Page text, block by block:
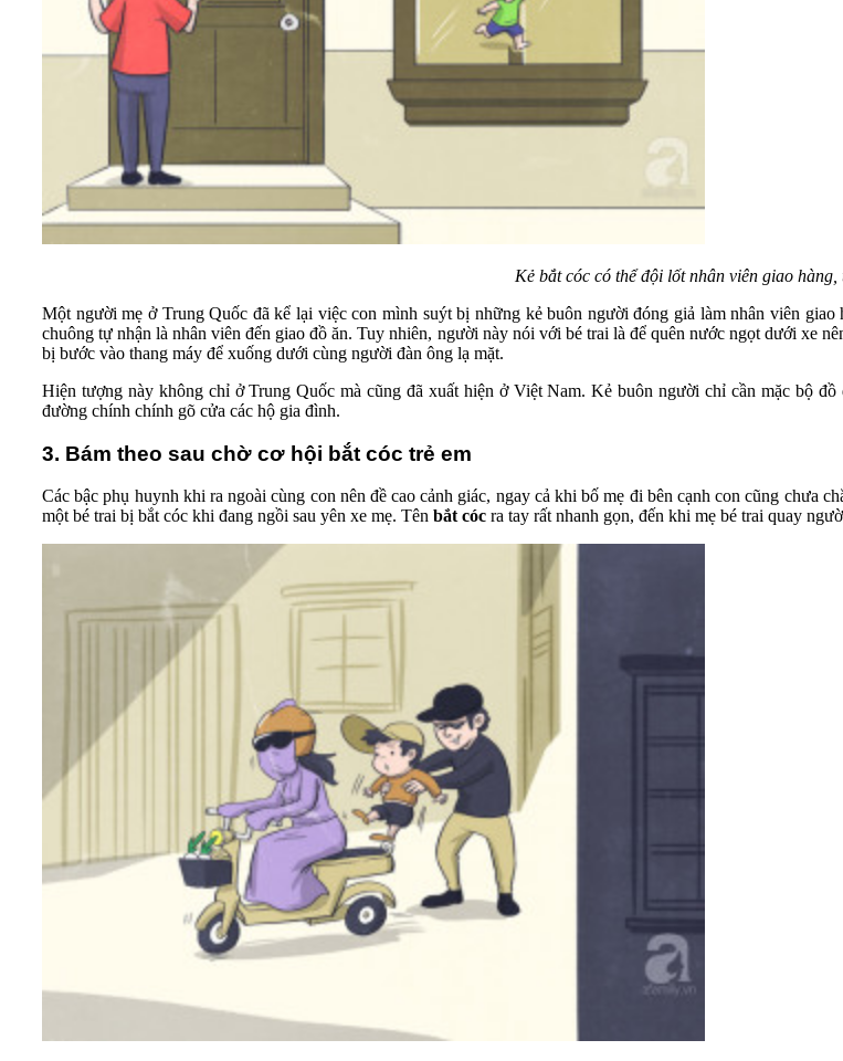
Kẻ bắt cóc có thể đội lốt nhân viên giao
Một người mẹ ở Trung Quốc đã kể lại việc con mình suýt bị những kẻ buôn người đóng giả làm nhân viên
chuông tự nhận là nhân viên đến giao đồ ăn. Tuy nhiên, người này nói với bé trai là để quên nước ngọt dưới xe
bị bước vào thang máy để xuống dưới cùng người đàn ông lạ mặt.
Hiện tượng này không chỉ ở Trung Quốc mà cũng đã xuất hiện ở Việt Nam. Kẻ buôn người chỉ cần mặc bộ
đường chính chính gõ cửa các hộ gia đình.
3. Bám theo sau chờ cơ hội bắt cóc trẻ em
Các bậc phụ huynh khi ra ngoài cùng con nên đề cao cảnh giác, ngay cả khi bố mẹ đi bên cạnh con cũng chưa
một bé trai bị bắt cóc khi đang ngồi sau yên xe mẹ. Tên bắt cóc ra tay rất nhanh gọn, đến khi mẹ bé trai quay